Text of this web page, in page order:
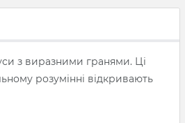
з виразними гранями. Ці
розумінні відкривають